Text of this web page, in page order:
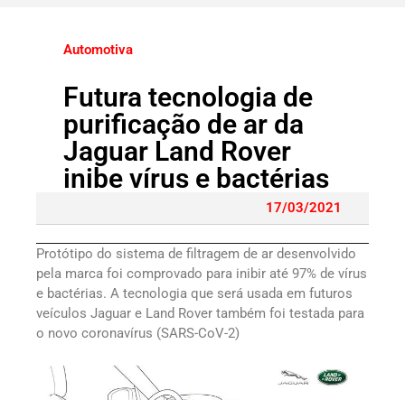
Automotiva
Futura tecnologia de
purificação de ar da
Jaguar Land Rover
inibe vírus e bactérias
17/03/2021
Protótipo do sistema de filtragem de ar desenvolvido
pela marca foi comprovado para inibir até 97% de vírus
e bactérias. A tecnologia que será usada em futuros
veículos Jaguar e Land Rover também foi testada para
o novo coronavírus (SARS-CoV-2)